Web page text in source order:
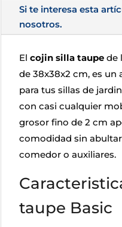
Si te interesa esta
nosotros.
El cojin silla taupede
de 38x38x2 cm, es un
para tus sillas de
con casi cualquier
grosor fino de 2 cm
comodidad sin
comedor o auxiliares.
taupe Basic